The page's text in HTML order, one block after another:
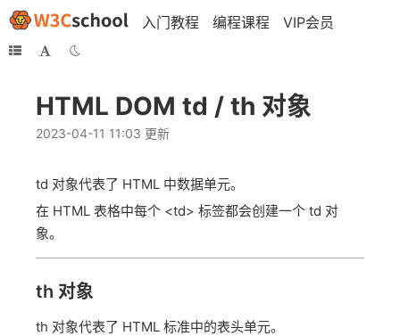
入门教程 编程课程 VIP会员
HTML DOM td / th 对象
2023-04-11 11:03 更新
td 对象代表了 HTML 中数据单元。
在 HTML 表格中每个 <td> 标签都会创建一个 td 对
象。
th 对象
th 对象代表了 HTML 标准中的表头单元。